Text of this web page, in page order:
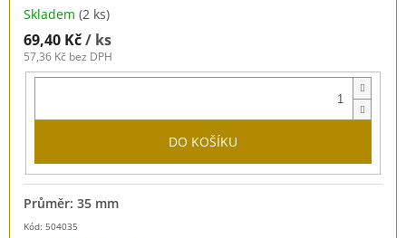
Skladem (2 ks)
69,40 Kč/ ks
57,36 Kč bez DPH
DO KOŠÍKU
Kód: 504035
Průměr: 35 mm